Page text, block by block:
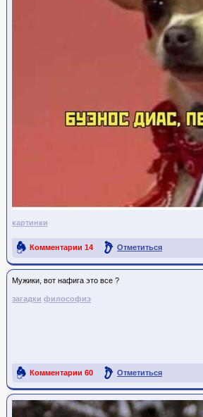
картинки
Комментарии 14 Отметиться
Ссылка на пост
Мужики, вот нафига это все ?
загадки философиэ
Комментарии 60 Отметиться
Ссылка на пост